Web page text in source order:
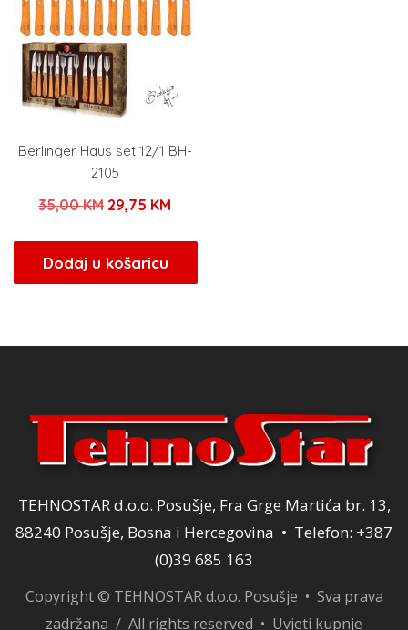
Berlinger Haus set 12/1 BH-
2105
35,00KM Izvorna
bila
je:
29,75 KM
29,75 KM.
Dodaj u košaricu
TEHNOSTAR d.o.o. Posušje, Fra Grge Martića br. 13,
88240 Posušje, Bosna i Hercegovina • Telefon: +387
(0)39 685 163
Copyright © TEHNOSTAR d.o.o. Posušje • Sva prava
zadržana / All rights reserved • Uvjeti kupnje